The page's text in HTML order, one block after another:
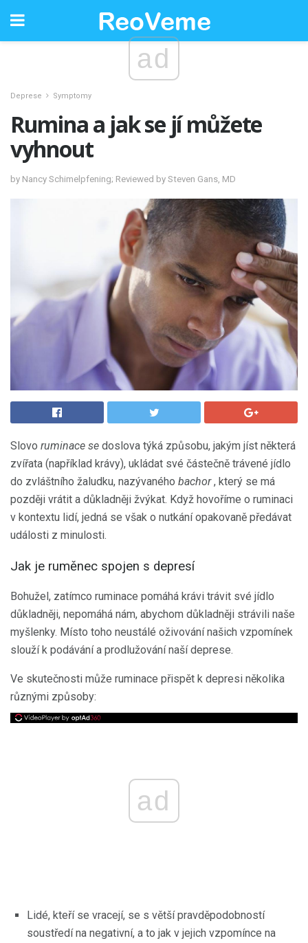
ad
Deprese Symptomy
Rumina a jak se jí můžete
vyhnout
by Nancy Schimelpfening; Reviewed by Steven Gans, MD
Slovo ruminace se doslova týká způsobu, jakým jíst některá
zvířata (například krávy), ukládat své částečně trávené jídlo
do zvláštního žaludku, nazývaného bachor, který se má
později vrátit a důkladněji žvýkat. Když hovoříme o ruminaci
v kontextu lidí, jedná se však o nutkání opakovaně předávat
události z minulosti.
Jak je ruměnec spojen s depresí
Bohužel, zatímco ruminace pomáhá krávi trávit své jídlo
důkladněji, nepomáhá nám, abychom důkladněji strávili naše
myšlenky. Místo toho neustálé oživování našich vzpomínek
slouží k podávání a prodlužování naší deprese.
Ve skutečnosti může ruminace přispět k depresi několika
různými způsoby:
ad
Lidé, kteří se vracejí, se s větší pravděpodobností
soustředí na negativní, a to jak v jejich vzpomínce na